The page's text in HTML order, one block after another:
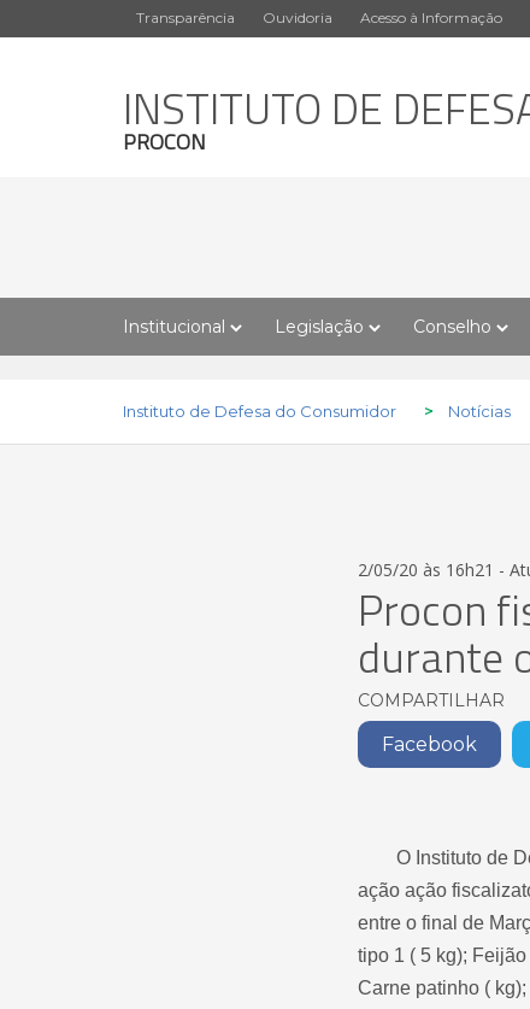
Transparência Ouvidoria Acesso à Informação
INSTITUTO DE
PROCON
Institucional Legislação Conselho
Instituto de Defesa do Consumidor > Notícias
2/05/20 às 16h21 -
Procon
durante
COMPARTILHAR
Facebook
O Instituto de
ação ação
entre o final de
tipo 1 ( 5 kg);
Carne patinho (